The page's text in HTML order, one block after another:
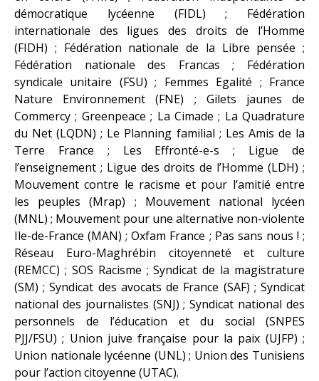
démocratique lycéenne (FIDL) ; Fédération
internationale des ligues des droits de l’Homme
(FIDH) ; Fédération nationale de la Libre pensée ;
Fédération nationale des Francas ; Fédération
syndicale unitaire (FSU) ; Femmes Egalité ; France
Nature Environnement (FNE) ; Gilets jaunes de
Commercy ; Greenpeace ; La Cimade ; La Quadrature
du Net (LQDN) ; Le Planning familial ; Les Amis de la
Terre France ; Les Effronté-e-s ; Ligue de
l’enseignement ; Ligue des droits de l’Homme (LDH) ;
Mouvement contre le racisme et pour l’amitié entre
les peuples (Mrap) ; Mouvement national lycéen
(MNL) ; Mouvement pour une alternative non-violente
Ile-de-France (MAN) ; Oxfam France ; Pas sans nous ! ;
Réseau Euro-Maghrébin citoyenneté et culture
(REMCC) ; SOS Racisme ; Syndicat de la magistrature
(SM) ; Syndicat des avocats de France (SAF) ; Syndicat
national des journalistes (SNJ) ; Syndicat national des
personnels de l’éducation et du social (SNPES
PJJ/FSU) ; Union juive française pour la paix (UJFP) ;
Union nationale lycéenne (UNL) ; Union des Tunisiens
pour l’action citoyenne (UTAC).